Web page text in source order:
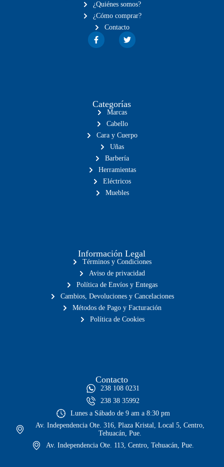
¿Quiénes somos?
¿Cómo comprar?
Contacto
Categorías
Marcas
Cabello
Cara y Cuerpo
Uñas
Barbería
Herramientas
Eléctricos
Muebles
Información Legal
Términos y Condiciones
Aviso de privacidad
Política de Envíos y Entegas
Cambios, Devoluciones y Cancelaciones
Métodos de Pago y Facturación
Política de Cookies
Contacto
238 108 0231
238 38 35992
Lunes a Sábado de 9 am a 8:30 pm
Av. Independencia Ote. 316, Plaza Kristal, Local 5, Centro,
Tehuacán, Pue.
Av. Independencia Ote. 113, Centro, Tehuacán, Pue.